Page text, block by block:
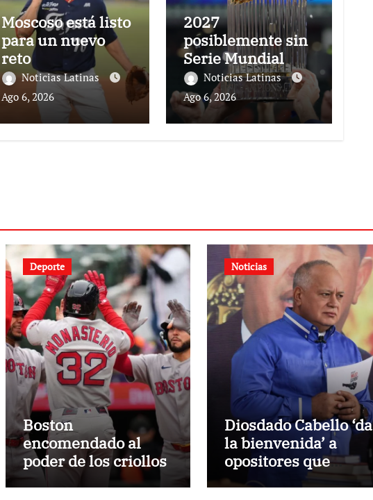
Moscoso está listo
para un nuevo
reto
Noticias Latinas
Ago 6, 2026
2027
posiblemente sin
Serie Mundial
Noticias Latinas
Ago 6, 2026
Deporte
Boston
encomendado al
poder de los criollos
Noticias
Diosdado Cabello ‘da
la bienvenida’ a
opositores que
llegaron al país para